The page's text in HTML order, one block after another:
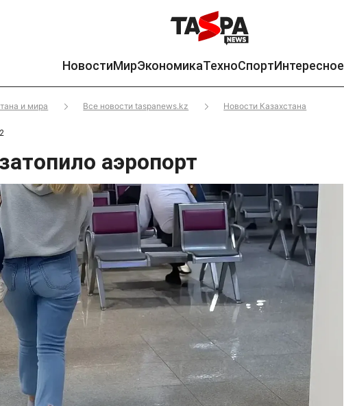
НовостиМирЭкономикаТехноСпортИнтересное
и мира Все новости taspanews.kz Новости Казахстана
аэропорт